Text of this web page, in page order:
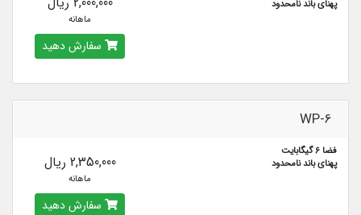
پهنای باند نامحدود
ماهانه
سفارش دهید
WP-6
فضا 6 گیگابایت
پهنای باند نامحدود
2,350,000 ریال
ماهانه
سفارش دهید